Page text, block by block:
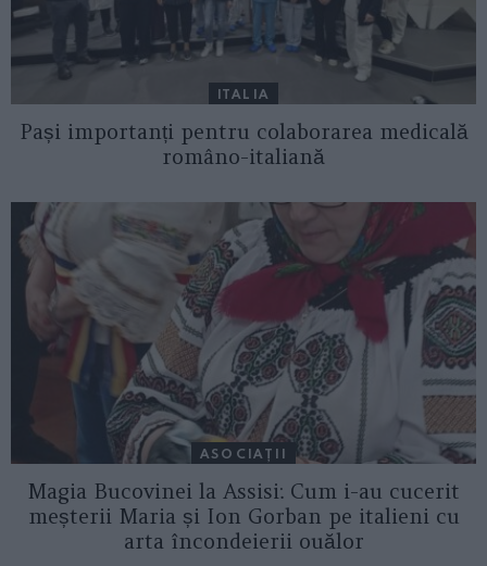
ITALIA
Pași importanți pentru colaborarea medicală
româno-italiană
ASOCIAŢII
Magia Bucovinei la Assisi: Cum i-au cucerit
meșterii Maria și Ion Gorban pe italieni cu
arta încondeierii ouălor